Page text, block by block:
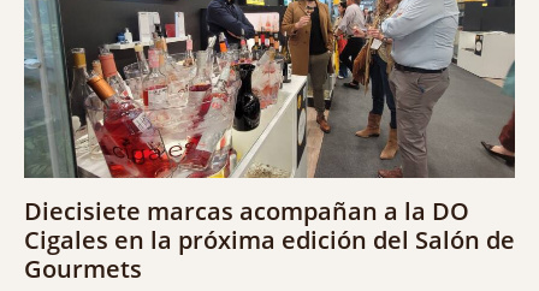
Diecisiete marcas acompañan a la DO
Cigales en la próxima edición del Salón de
Gourmets